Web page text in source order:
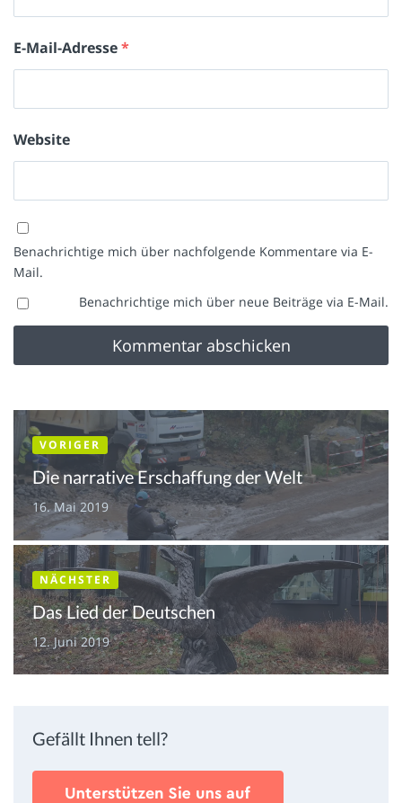
E-Mail-Adresse*
Website
Benachrichtige mich über nachfolgende Kommentare via E-
Mail.
Benachrichtige mich über neue Beiträge via E-Mail.
VORIGER
Die narrative Erschaffung der Welt
16. Mai 2019
NÄCHSTER
Das Lied der Deutschen
12. Juni 2019
Gefällt Ihnen tell?